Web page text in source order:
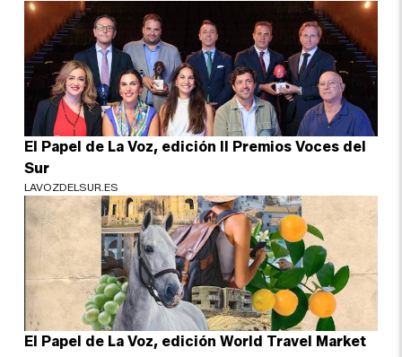
El Papel de La Voz, edición II Premios Voces del
Sur
LAVOZDELSUR.ES
El Papel de La Voz, edición World Travel Market